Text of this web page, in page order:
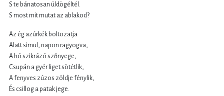
S te bánatosan üldögéltél.
S most mit mutat az ablakod?
Az ég azúrkék boltozatja
Alatt simul, napon ragyogva,
A hó szikrázó szőnyege,
Csupán a gyér liget sötétlik,
A fenyves zúzos zöldje fénylik,
És csillog a patak jege.